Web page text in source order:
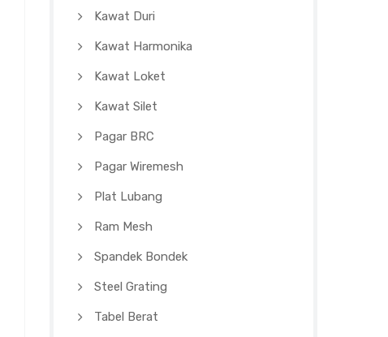
Kawat Duri
Kawat Harmonika
Kawat Loket
Kawat Silet
Pagar BRC
Pagar Wiremesh
Plat Lubang
Ram Mesh
Spandek Bondek
Steel Grating
Tabel Berat